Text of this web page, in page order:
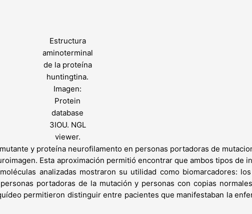
Estructura
aminoterminal
de la proteína
huntingtina.
Imagen:
Protein
database
3IOU. NGL
viewer.
y proteína neurofilamento en personas portadoras de
Esta aproximación permitió encontrar que ambos tipos de
analizadas mostraron su utilidad como biomarcadores:
portadoras de la mutación y personas con copias
permitieron distinguir entre pacientes que manifestaban la